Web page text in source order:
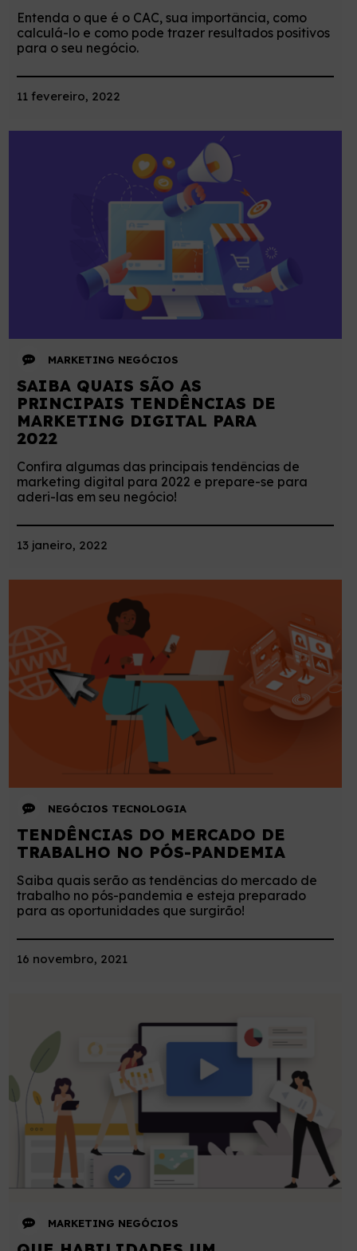
Entenda o que é o CAC, sua importância, como
calculá-lo e como pode trazer resultados positivos
para o seu negócio.
11 fevereiro, 2022
MARKETING NEGÓCIOS
SAIBA QUAIS SÃO AS
PRINCIPAIS TENDÊNCIAS DE
MARKETING DIGITAL PARA
2022
Confira algumas das principais tendências de
marketing digital para 2022 e prepare-se para
aderi-las em seu negócio!
13 janeiro, 2022
NEGÓCIOS TECNOLOGIA
TENDÊNCIAS DO MERCADO DE
TRABALHO NO PÓS-PANDEMIA
Saiba quais serão as tendências do mercado de
trabalho no pós-pandemia e esteja preparado
para as oportunidades que surgirão!
16 novembro, 2021
MARKETING NEGÓCIOS